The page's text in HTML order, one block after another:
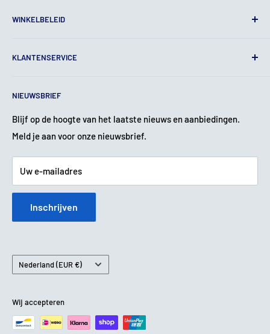
WINKELBELEID
Juridische kennisgeving
Verzendbeleid
Terugbetalingsbeleid
NIEUWSBRIEF
Blijf op de hoogte van het laatste nieuws en aanbiedingen.
Meld je aan voor onze nieuwsbrief.
Uw e-mailadres
Inschrijven
KLANTENSERVICE
Over ons
Garantie & Klachten
Service & Reparatie
Betaalmethoden
Land
Nederland (EUR €)
Wij accepteren